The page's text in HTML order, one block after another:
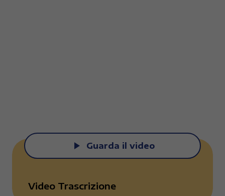
Guarda il video
Video Trascrizione